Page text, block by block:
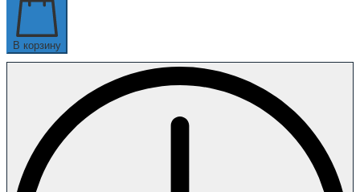
В корзину